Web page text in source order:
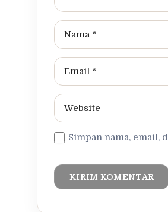
Simpan nama, email,